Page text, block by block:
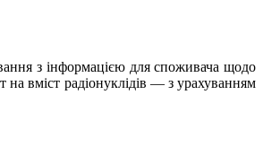
з інформацією для споживача щодо
вміст радіонуклідів — з урахуванням